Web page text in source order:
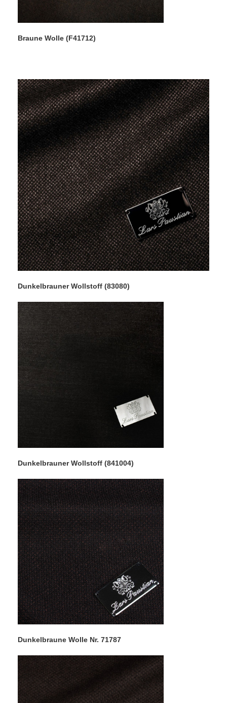
Braune Wolle (F41712)
Dunkelbrauner Wollstoff (83080)
Dunkelbrauner Wollstoff (841004)
Dunkelbraune Wolle Nr. 71787